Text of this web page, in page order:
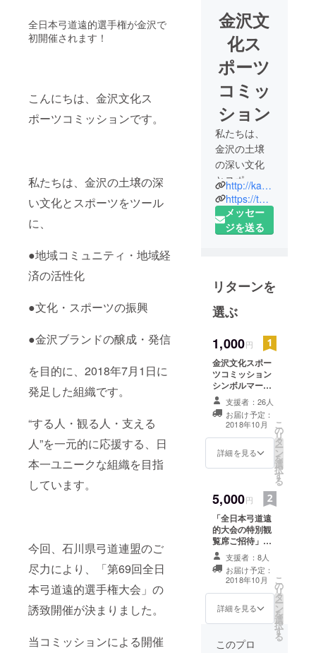
全日本弓道遠的選手権が金沢で
初開催されます！
こんにちは、金沢文化ス
ポーツコミッションです。
私たちは、金沢の土壌の深
い文化とスポーツをツール
に、
●地域コミュニティ・地域経
済の活性化
●文化・スポーツの振興
●金沢ブランドの醸成・発信
を目的に、2018年7月1日に
発足した組織です。
“する人・観る人・支える
人”を一元的に応援する、日
本一ユニークな組織を目指
しています。
今回、石川県弓道連盟のご
尽力により、「第69回全日
本弓道遠的選手権大会」の
誘致開催が決まりました。
当コミッションによる開催
金沢文
化ス
ポーツ
コミッ
ション
私たちは、
金沢の土壌
の深い文化
とスポーツ
をツール
に、
●地域コミュ
●文化・ス
ポーツの振
興
●金沢ブラン
ドの醸成・
発信
を目的に、
2018年7月1
日に発足し
た組織で
“する人・観
る人”を一元
的に応援す
る、日本一
ユニークな
組織を目指
していま
す。
http://kanazawa-csc-kk.jp/
https://twitter.com/kanazawacsc
メッセー
ジを送る
リターンを
選ぶ
1,000円
金沢文化スポー
ツコミッション
シンボルマーク
オリジナルピン
バッジをお届け
します。 「お礼
のメール」…金
沢文化スポーツ
コミッションよ
支援者：26人
お届け予定：
2018年10月
詳細を見る
こ
の
リ
タ
ー
ン
を
選
択
す
る
5,000円
「全日本弓道遠
的大会の特別観
覧席ご招待」…
全日本弓道遠的
選手権大会予選
にて、石川県弓
道連盟による解
説を聞きながら
ご観戦いただけ
9:00～16:10
支援者：8人
お届け予定：
2018年10月
詳細を見る
こ
の
リ
タ
ー
ン
を
選
択
す
る
このプロ